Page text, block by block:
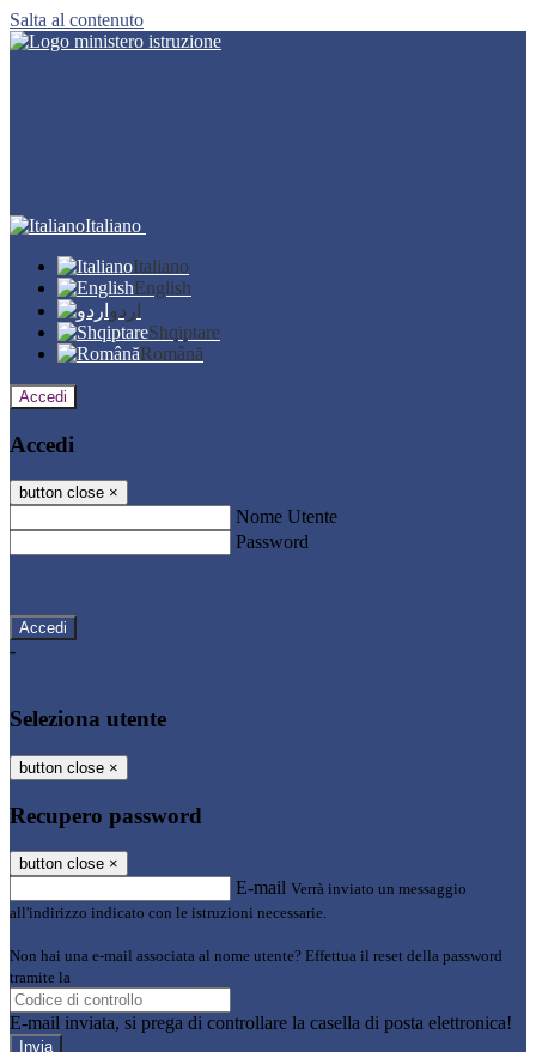
Salta al contenuto
Italiano
Italiano
English
اردو
Shqiptare
Română
Accedi
Accedi
button close ×
Nome Utente
Password
-
Seleziona utente
button close ×
Recupero password
button close ×
E-mail Verrà inviato un messaggio
all'indirizzo indicato con le istruzioni necessarie.
Non hai una e-mail associata al nome utente? Effettua il reset della password
tramite la
E-mail inviata, si prega di controllare la casella di posta elettronica!